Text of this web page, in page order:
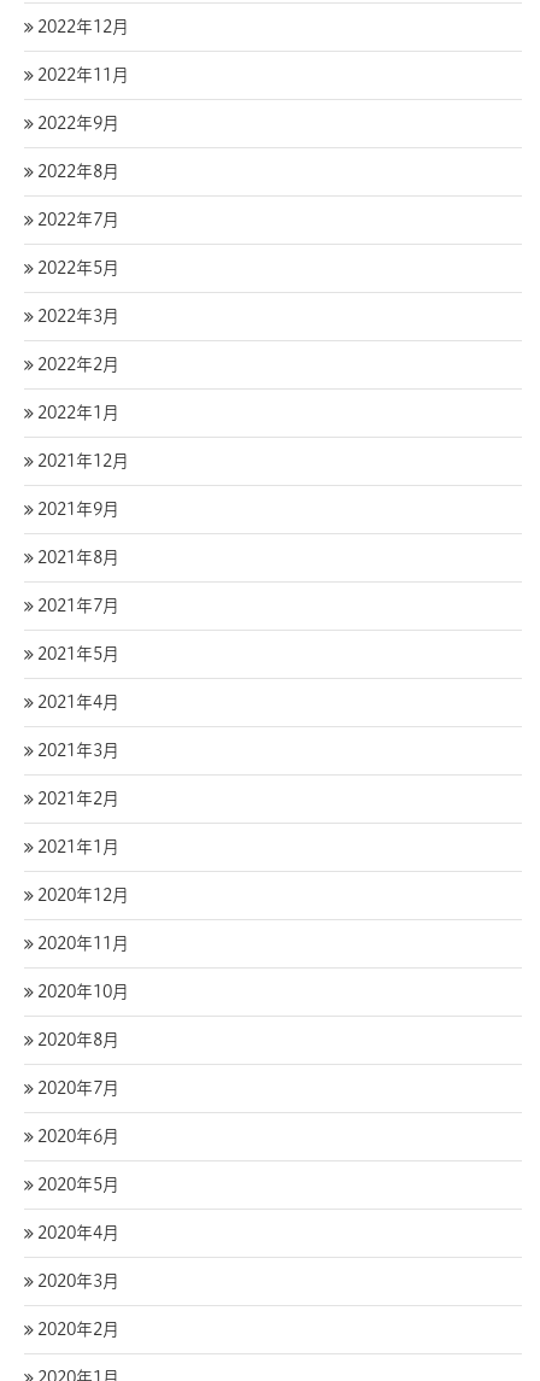
2022年12月
2022年11月
2022年9月
2022年8月
2022年7月
2022年5月
2022年3月
2022年2月
2022年1月
2021年12月
2021年9月
2021年8月
2021年7月
2021年5月
2021年4月
2021年3月
2021年2月
2021年1月
2020年12月
2020年11月
2020年10月
2020年8月
2020年7月
2020年6月
2020年5月
2020年4月
2020年3月
2020年2月
2020年1月